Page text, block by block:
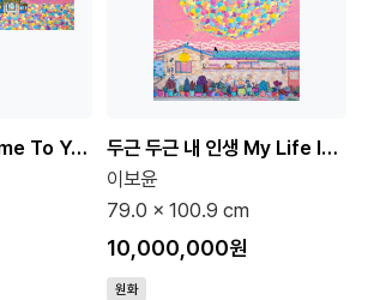
너에게 갈게 I'll Come To You 40호 (원화)
두근 두근 내 인생 My Life Is Pounding 40호 (원화)
이보윤
79.0 x 100.9 cm
10,000,000원
원화